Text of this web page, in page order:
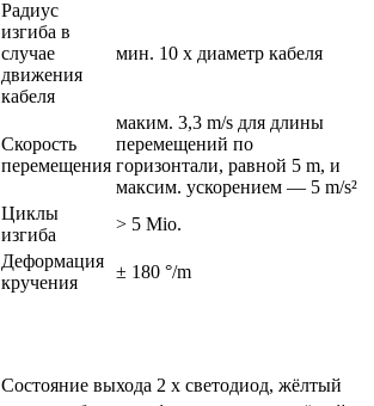
Радиус
изгиба в
случае
движения
кабеля
мин. 10 x диаметр кабеля
Скорость
перемещения
маким. 3,3 m/s для длины
перемещений по
горизонтали, равной 5 m, и
максим. ускорением — 5 m/s²
Циклы
изгиба
> 5 Mio.
Деформация
кручения
± 180 °/m
Состояние выхода 2 x светодиод, жёлтый